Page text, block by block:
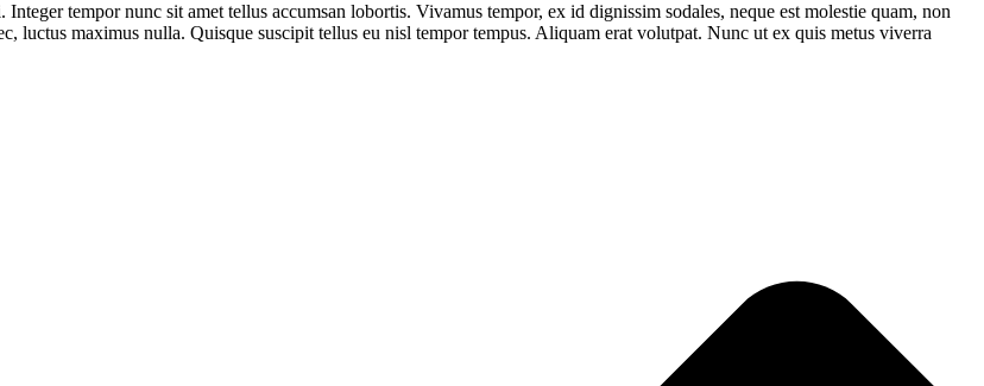
tempor nunc sit amet tellus accumsan lobortis. Vivamus tempor, ex id dignissim sodales, neque est molestie quam, non
luctus maximus nulla. Quisque suscipit tellus eu nisl tempor tempus. Aliquam erat volutpat. Nunc ut ex quis metus viverra